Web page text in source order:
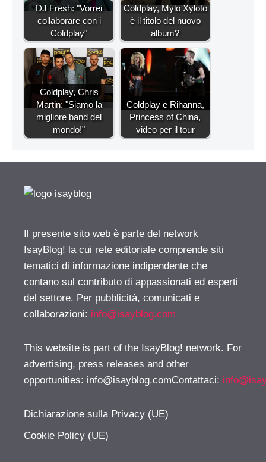
DJ Fresh: "Vorrei
collaborare con i
Coldplay"
Coldplay, Mylo Xyloto
è il titolo del nuovo
album?
Coldplay, Chris
Martin: "Siamo la
migliore band del
mondo!"
Coldplay e Rihanna,
Princess of China,
video per il tour
Il presente sito web è parte del network
IsayBlog! la cui rete editoriale comprende siti
tematici di informazione indipendente che
contano sul contributo di appassionati ed esperti
del settore. Per pubblicità, comunicati e
collaborazioni: info@isayblog.com
This website is part of the IsayBlog! network. For
advertising, press releases and other
opportunities: info@isayblog.comContattaci:
Dichiarazione sulla Privacy (UE)
Cookie Policy (UE)